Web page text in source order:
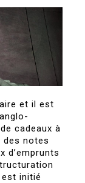
et il est
cadeaux à
des notes
d’emprunts
initié